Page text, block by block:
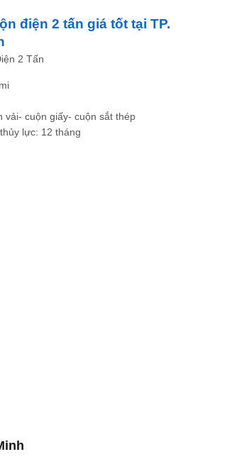
điện 2 tấn giá tốt tại TP.
2 Tấn
vải- cuộn giấy- cuộn sắt thép
lực: 12 tháng